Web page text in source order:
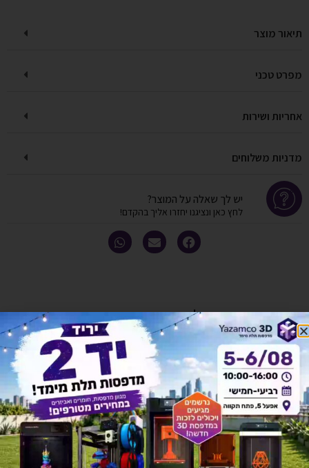
תיאור מוצר
מפרט טכני
אחריות ושירות
מדניות משלוחים
יש לך שאלה על המוצר?
לחץ כאן ונציגנו יחזרו אליך בהקדם!
אולי יעניין אותך גם